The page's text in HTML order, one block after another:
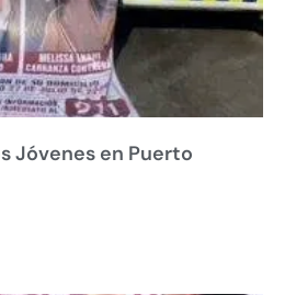
Jóvenes en Puerto